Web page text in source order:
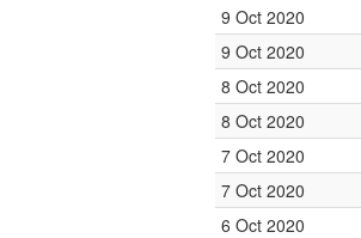
9 Oct 2020
9 Oct 2020
8 Oct 2020
8 Oct 2020
7 Oct 2020
7 Oct 2020
6 Oct 2020